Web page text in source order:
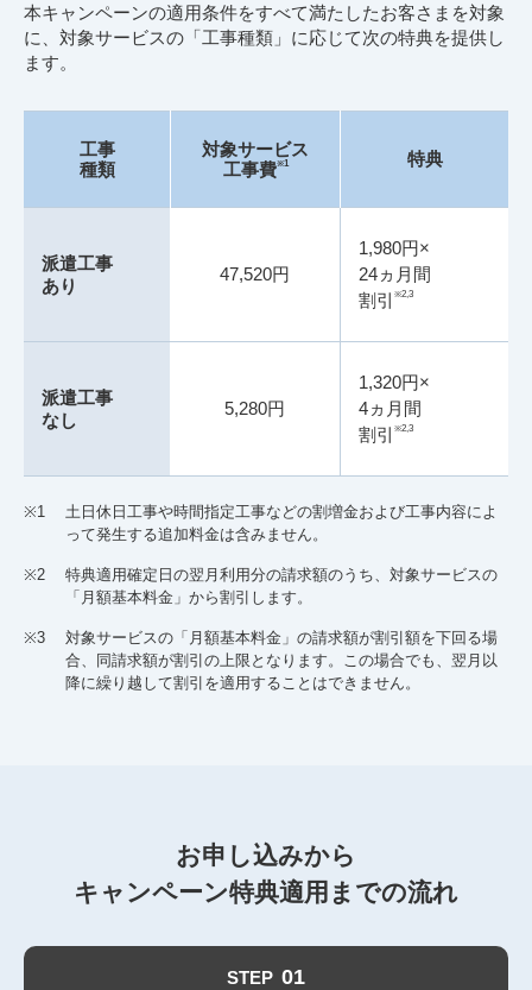
本キャンペーンの適用条件をすべて満たしたお客さまを対象
に、対象サービスの「工事種類」に応じて次の特典を提供し
ます。
工事
種類
対象サービス
工事費※1 特典
派遣工事
あり
47,520円
1,980円×
24ヵ月間
割引 ※2,3
派遣工事
なし
5,280円
1,320円×
4ヵ月間
割引 ※2,3
※1
土日休日工事や時間指定工事などの割増金および工事内容によ
って発生する追加料金は含みません。
※2
特典適用確定日の翌月利用分の請求額のうち、対象サービスの
「月額基本料金」から割引します。
※3
対象サービスの「月額基本料金」の請求額が割引額を下回る場
合、同請求額が割引の上限となります。この場合でも、翌月以
降に繰り越して割引を適用することはできません。
お申し込みから
キャンペーン特典適用までの流れ
STEP 01